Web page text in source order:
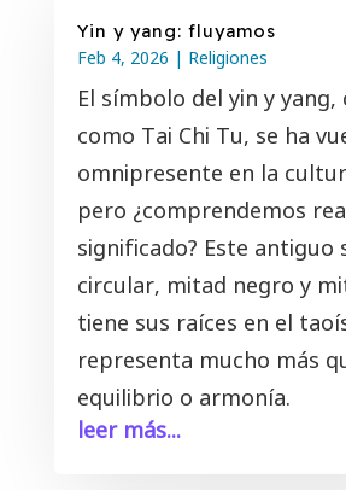
Yin y yang: fluyamos
Feb 4, 2026 | Religiones
El símbolo del yin y yang,
como Tai Chi Tu, se ha
omnipresente en la
pero ¿comprendemos
significado? Este antiguo
circular, mitad negro y
tiene sus raíces en el
representa mucho más
equilibrio o armonía.
leer más...